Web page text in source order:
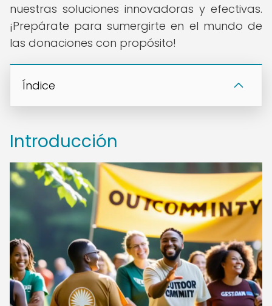
nuestras soluciones innovadoras y efectivas.
¡Prepárate para sumergirte en el mundo de
las donaciones con propósito!
Índice
Introducción